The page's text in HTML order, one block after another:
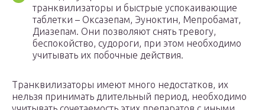
транквилизаторы и быстрые успокаивающие
таблетки – Оксазепам, Эуноктин, Мепробамат,
Диазепам. Они позволяют снять тревогу,
беспокойство, судороги, при этом необходимо
учитывать их побочные действия.
Транквилизаторы имеют много недостатков, их
нельзя принимать длительный период, необходимо